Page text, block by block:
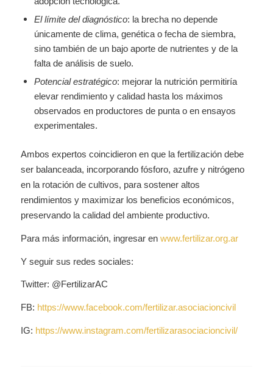
El límite del diagnóstico: la brecha no depende
únicamente de clima, genética o fecha de siembra,
sino también de un bajo aporte de nutrientes y de la
falta de análisis de suelo.
Potencial estratégico: mejorar la nutrición permitiría
elevar rendimiento y calidad hasta los máximos
observados en productores de punta o en ensayos
experimentales.
Ambos expertos coincidieron en que la fertilización debe
ser balanceada, incorporando fósforo, azufre y nitrógeno
en la rotación de cultivos, para sostener altos
rendimientos y maximizar los beneficios económicos,
preservando la calidad del ambiente productivo.
Para más información, ingresar en www.fertilizar.org.ar
Y seguir sus redes sociales:
Twitter: @FertilizarAC
FB: https://www.facebook.com/fertilizar.asociacioncivil
IG: https://www.instagram.com/fertilizarasociacioncivil/